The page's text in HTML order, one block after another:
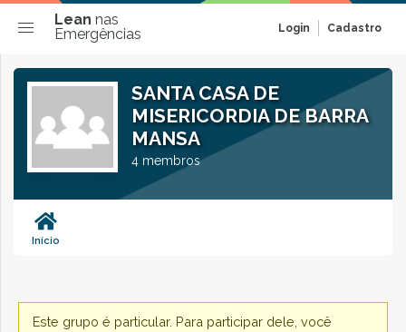
Lean nas
Emergências
Login Cadastro
SANTA CASA DE
MISERICORDIA DE BARRA
MANSA
4 membros
Início
Este grupo é particular. Para participar dele, você